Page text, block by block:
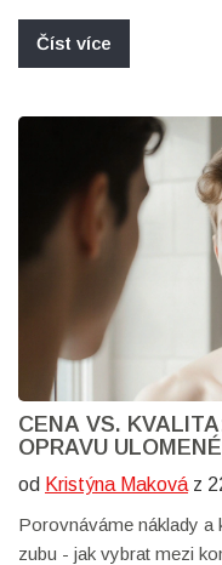
Číst více
CENA VS.
OPRAVU
od Kristýna Maková z
Porovnáváme náklady a
zubu - jak vybrat mezi